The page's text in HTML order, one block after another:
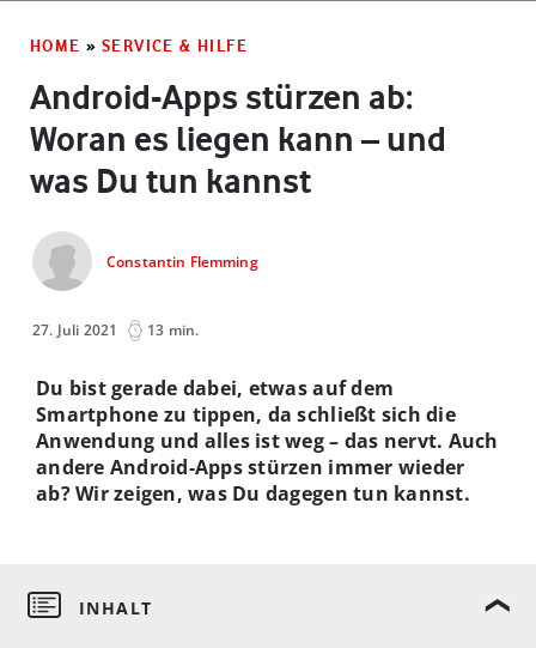
HOME » SERVICE & HILFE
Android-Apps stürzen ab:
Woran es liegen kann – und
was Du tun kannst
Constantin Flemming
27. Juli 2021 13 min.
Du bist gerade dabei, etwas auf dem
Smartphone zu tippen, da schließt sich die
Anwendung und alles ist weg – das nervt. Auch
andere Android-Apps stürzen immer wieder
ab? Wir zeigen, was Du dagegen tun kannst.